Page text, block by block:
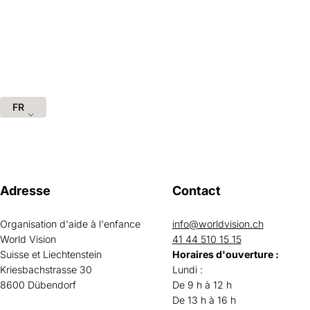
Adresse
Organisation d'aide à l'enfance
World Vision
Suisse et Liechtenstein
Kriesbachstrasse 30
8600 Dübendorf
Contact
info@worldvision.ch
41 44 510 15 15
Horaires d'ouverture :
Lundi :
De 9 h à 12 h
De 13 h à 16 h
FR